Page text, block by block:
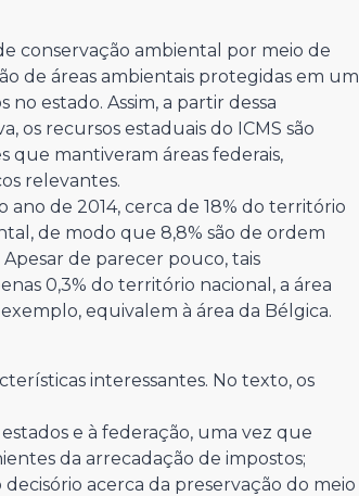
conservação ambiental por meio de
de áreas ambientais protegidas em um
estado. Assim, a partir dessa
os recursos estaduais do ICMS são
que mantiveram áreas federais,
relevantes.
ano de 2014, cerca de 18% do território
de modo que 8,8% são de ordem
Apesar de parecer pouco, tais
0,3% do território nacional, a área
equivalem à área da Bélgica.
interessantes. No texto, os
e à federação, uma vez que
da arrecadação de impostos;
acerca da preservação do meio